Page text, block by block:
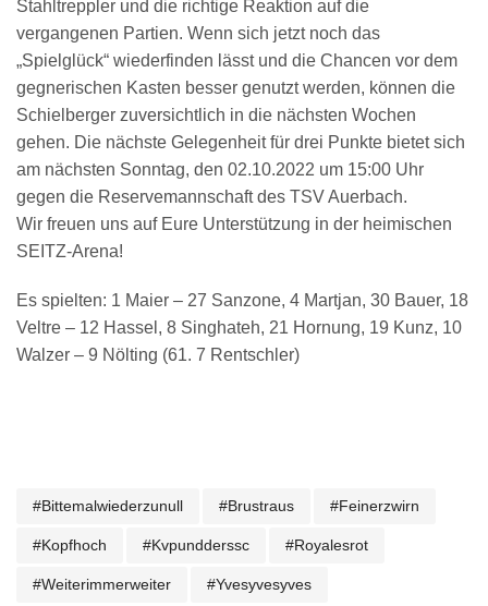
Stahltreppler und die richtige Reaktion auf die
vergangenen Partien. Wenn sich jetzt noch das
„Spielglück“ wiederfinden lässt und die Chancen vor dem
gegnerischen Kasten besser genutzt werden, können die
Schielberger zuversichtlich in die nächsten Wochen
gehen. Die nächste Gelegenheit für drei Punkte bietet sich
am nächsten Sonntag, den 02.10.2022 um 15:00 Uhr
gegen die Reservemannschaft des TSV Auerbach.
Wir freuen uns auf Eure Unterstützung in der heimischen
SEITZ-Arena!
Es spielten: 1 Maier – 27 Sanzone, 4 Martjan, 30 Bauer, 18
Veltre – 12 Hassel, 8 Singhateh, 21 Hornung, 19 Kunz, 10
Walzer – 9 Nölting (61. 7 Rentschler)
#bittemalwiederzunull #brustraus #feinerzwirn
#kopfhoch #kvpundderssc #royalesrot
#weiterimmerweiter #yvesyvesyves